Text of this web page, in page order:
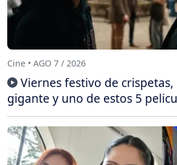
Cine • AGO 7 / 2026
Viernes festivo de
gigante y uno de estos 5